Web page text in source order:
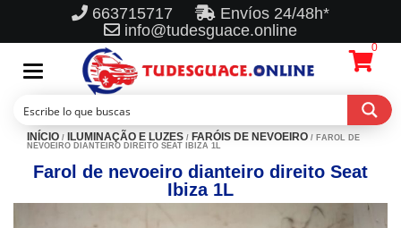
663715717
Envíos 24/48h*
info@tudesguace.online
Toggle
navigation
0
INÍCIO / ILUMINAÇÃO E LUZES / FARÓIS DE NEVOEIRO / FAROL DE
NEVOEIRO DIANTEIRO DIREITO SEAT IBIZA 1L
Farol de nevoeiro dianteiro direito Seat
Ibiza 1L